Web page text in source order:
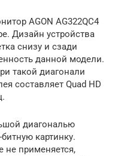
AGON AG322QC4
Дизайн устройства
снизу и сзади
данной модели.
такой диагонали
составляет Quad HD
диагональю
картинку.
не применяется,